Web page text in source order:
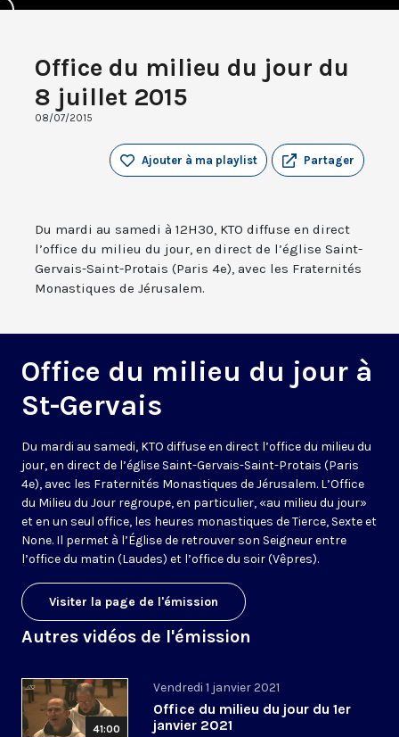
Office du milieu du jour du
8 juillet 2015
08/07/2015
Partager
Ajouter à ma playlist
Du mardi au samedi à 12H30, KTO diffuse en direct
l’office du milieu du jour, en direct de l’église Saint-
Gervais-Saint-Protais (Paris 4e), avec les Fraternités
Monastiques de Jérusalem.
Office du milieu du jour à
St-Gervais
Du mardi au samedi, KTO diffuse en direct l’office du milieu du
jour, en direct de l’église Saint-Gervais-Saint-Protais (Paris
4e), avec les Fraternités Monastiques de Jérusalem. L’Office
du Milieu du Jour regroupe, en particulier, «au milieu du jour»
et en un seul office, les heures monastiques de Tierce, Sexte et
None. Il permet à l’Église de retrouver son Seigneur entre
l’office du matin (Laudes) et l’office du soir (Vêpres).
Visiter la page de l'émission
Autres vidéos de l'émission
41:00
Vendredi 1 janvier 2021
Office du milieu du jour du 1er
janvier 2021